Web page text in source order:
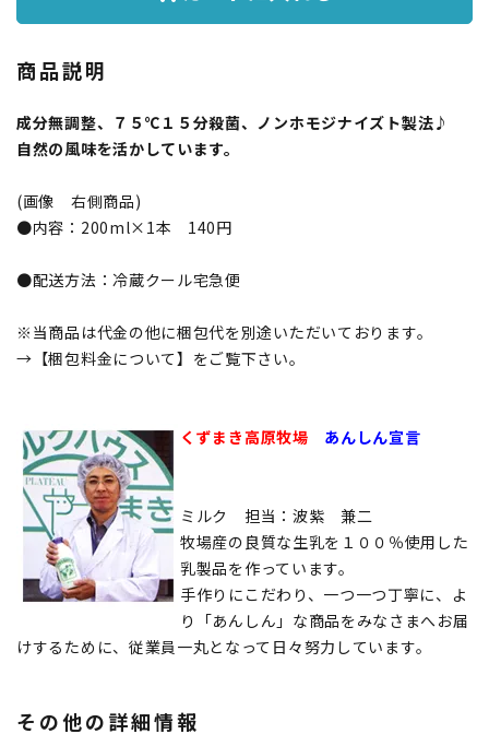
商品説明
成分無調整、７５℃１５分殺菌、ノンホモジナイズト製法♪
自然の風味を活かしています。
(画像 右側商品)
●内容：200ml×1本 140円
●配送方法：冷蔵クール宅急便
※当商品は代金の他に梱包代を別途いただいております。
→【梱包料金について】をご覧下さい。
くずまき高原牧場 あんしん宣言
ミルク 担当：波紫 兼二
牧場産の良質な生乳を１００％使用した
乳製品を作っています。
手作りにこだわり、一つ一つ丁寧に、よ
り「あんしん」な商品をみなさまへお届
けするために、従業員一丸となって日々努力しています。
その他の詳細情報